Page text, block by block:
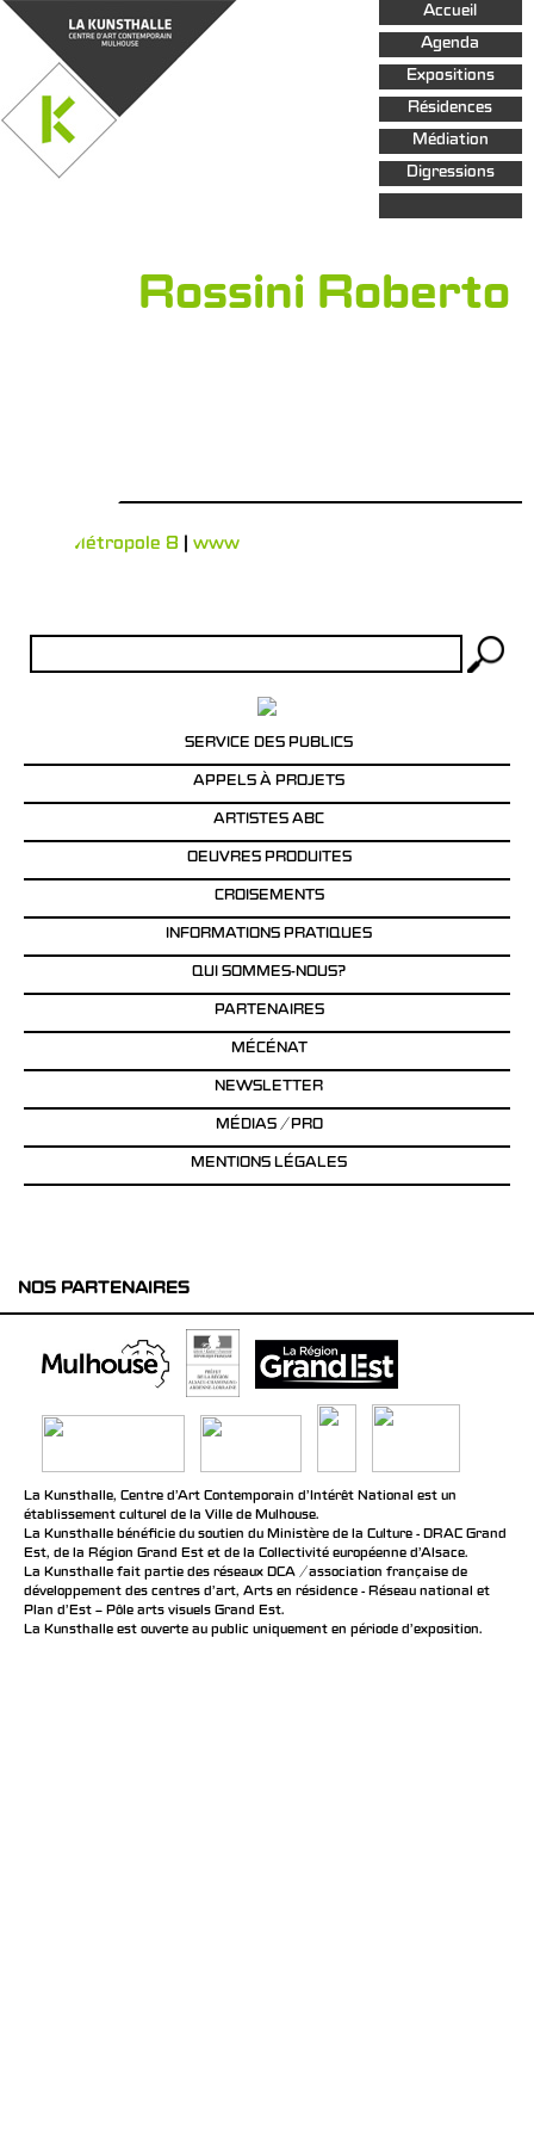
Aller au
contenu
principal
Accueil
Agenda
Expositions
Résidences
Médiation
Digressions
Rossini Roberto
Locus Métropole 8 www
SERVICE DES PUBLICS
APPELS À PROJETS
ARTISTES ABC
OEUVRES PRODUITES
CROISEMENTS
INFORMATIONS PRATIQUES
QUI SOMMES-NOUS?
PARTENAIRES
MÉCÉNAT
NEWSLETTER
MÉDIAS / PRO
MENTIONS LÉGALES
NOS PARTENAIRES
La Kunsthalle, Centre d’Art Contemporain d’Intérêt National est un
établissement culturel de la Ville de Mulhouse.
La Kunsthalle bénéficie du soutien du Ministère de la Culture - DRAC Grand
Est, de la Région Grand Est et de la Collectivité européenne d’Alsace.
La Kunsthalle fait partie des réseaux DCA / association française de
développement des centres d'art, Arts en résidence - Réseau national et
Plan d’Est – Pôle arts visuels Grand Est.
La Kunsthalle est ouverte au public uniquement en période d'exposition.